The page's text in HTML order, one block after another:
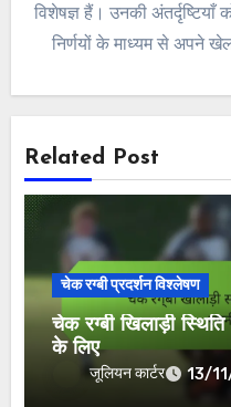
विशेषज्ञ हैं। उनकी
निर्णयों के माध्यम से अपने
Related Post
चेक रग्बी प्रदर्शन विश्लेषण
चेक रग्बी खिलाड़ी
के लिए
जूलियन कार्टर 13/